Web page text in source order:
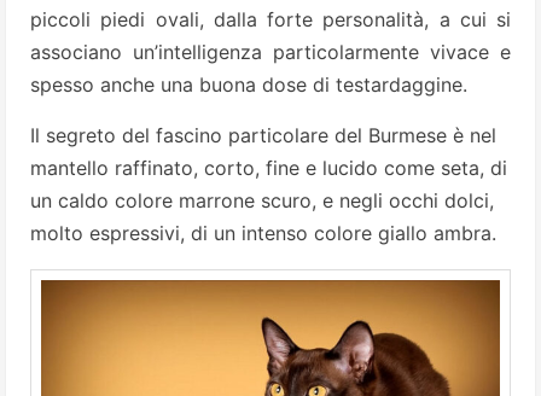
piccoli piedi ovali, dalla forte personalità, a cui si
associano un’intelligenza particolarmente vivace e
spesso anche una buona dose di testardaggine.
Il segreto del fascino particolare del Burmese è nel
mantello raffinato, corto, fine e lucido come seta, di
un caldo colore marrone scuro, e negli occhi dolci,
molto espressivi, di un intenso colore giallo ambra.